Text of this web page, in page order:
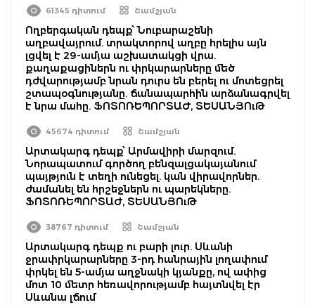
61345 դիտում Շամշյան
Ողբերգական դեպք՝ Նուբարաշենի
աղբավայրում. տրակտորով աղբը հրելիս այն
լցվել է 29-ամյա աշխատակցի վրա.
քաղաքացիներն ու փրկարարները մեծ
դժվարությամբ նրան դուրս են բերել ու մոտեցրել
շտապօգնությանը. ճանապարհին արձանագրվել
է նրա մահը. ՖՈՏՈՌԵՊՈՐՏԱԺ, ՏԵՍԱՆՅՈւԹ
45674 դիտում Շամշյան
Արտակարգ դեպք՝ Արմավիրի մարզում.
Նորապատում գործող բենզալցակայանում
պայթյուն է տեղի ունեցել. կան վիրավորներ.
ժամանել են հրշեջներն ու պարեկները.
ՖՈՏՈՌԵՊՈՐՏԱԺ, ՏԵՍԱՆՅՈւԹ
38767 դիտում Շամշյան
Արտակարգ դեպք ու բարի լուր. Սևանի
ջրափրկարարները 3-րդ հանրային լողափում
փրկել են 5-ամյա աղջնակի կյանքը, ով ափից
մոտ 10 մետր հեռավորությամբ հայտնվել էր
Սևանա լճում